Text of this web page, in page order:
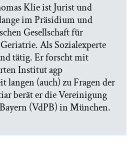
Klie ist Jurist und
im Präsidium und
Gesellschaft für
Als Sozialexperte
tätig. Er forscht mit
Institut agp
langen (auch) zu Fragen der
berät er die Vereinigung
(VdPB) in München.